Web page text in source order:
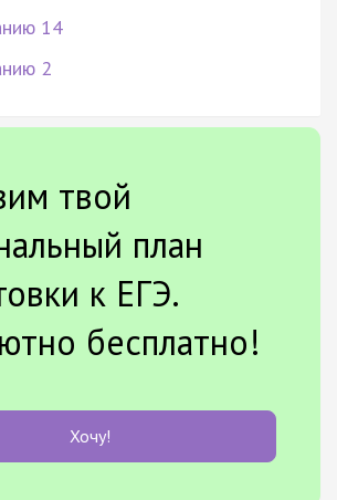
14
2
твой
план
к ЕГЭ.
бесплатно!
Хочу!